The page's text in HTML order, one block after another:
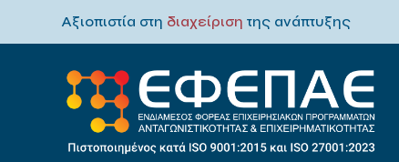
Αξιοπιστία στη διαχείριση της ανάπτυξης